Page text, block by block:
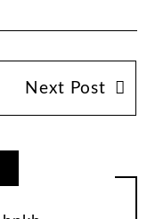
Next Post